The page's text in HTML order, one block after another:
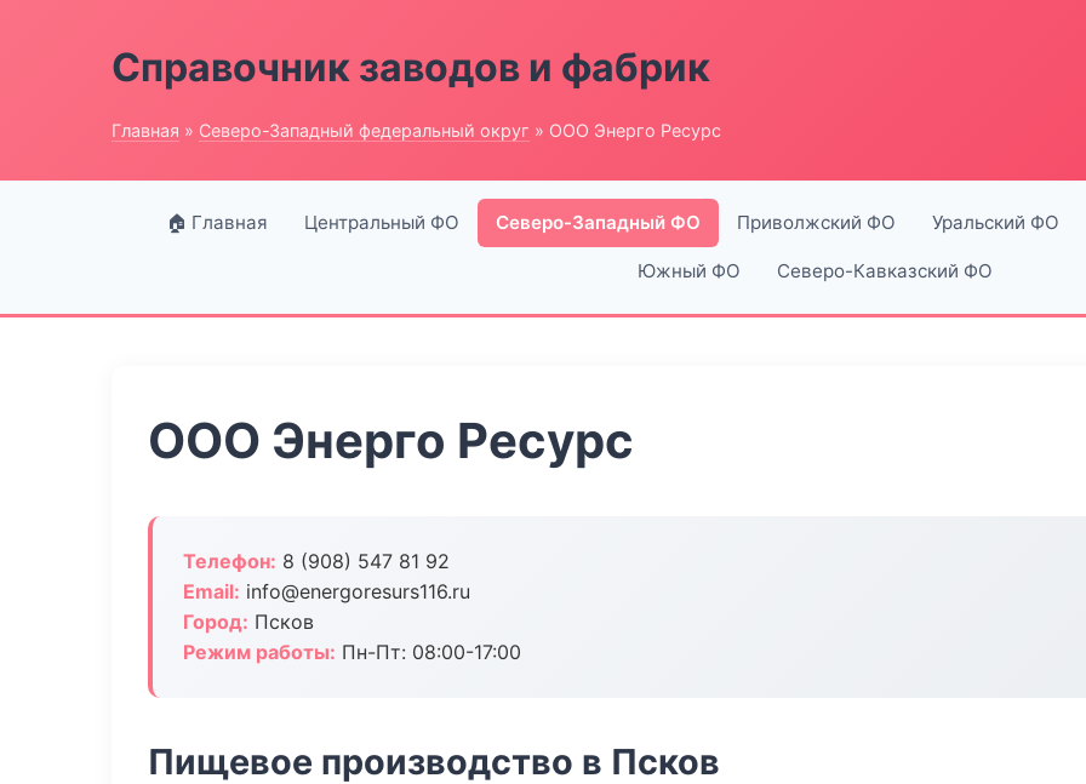
Справочник заводов и фабрик
Главная » Северо-Западный федеральный округ » ООО Энерго Ресурс
🏠 Главная Центральный ФО Северо-Западный ФО Приволжский ФО Уральский ФО
Южный ФО Северо-Кавказский ФО
ООО Энерго Ресурс
Телефон: 8 (908) 547 81 92
Email: info@energoresurs116.ru
Город: Псков
Режим работы: Пн-Пт: 08:00-17:00
Пищевое производство в Псков